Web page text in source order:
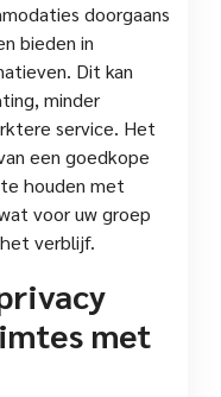
doorgaans
bieden in
Dit kan
minder
service. Het
een goedkope
houden met
voor uw groep
verblijf.
met